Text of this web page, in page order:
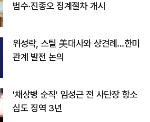
범수·진종오 징계절차 개시
위성락, 스틸 美대사와 상견례…한미
관계 발전 논의
'채상병 순직' 임성근 전 사단장 항소
심도 징역 3년